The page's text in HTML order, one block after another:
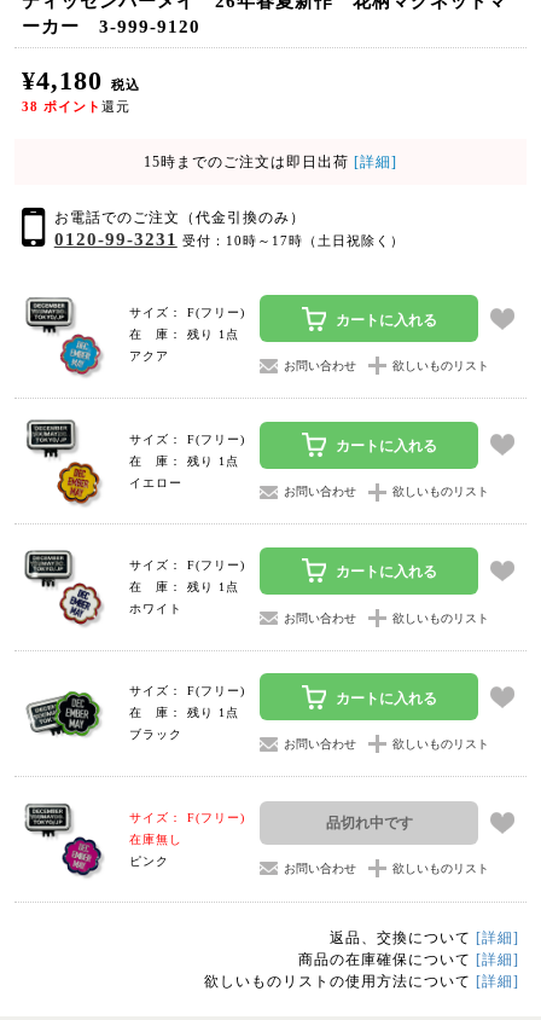
ーカー 3-999-9120
¥4,180
税込
38 ポイント 還元
15時までのご注文は即日出荷 [詳細]
お電話でのご注文（代金引換のみ）
0120-99-3231 受付：10時～17時（土日祝除く）
サイズ： F(フリー)
在 庫： 残り 1点
アクア
カートに入れる
お問い合わせ 欲しいものリスト
サイズ： F(フリー)
在 庫： 残り 1点
イエロー
カートに入れる
お問い合わせ 欲しいものリスト
サイズ： F(フリー)
在 庫： 残り 1点
ホワイト
カートに入れる
お問い合わせ 欲しいものリスト
サイズ： F(フリー)
在 庫： 残り 1点
ブラック
カートに入れる
お問い合わせ 欲しいものリスト
サイズ： F(フリー)
在庫無し
ピンク
品切れ中です
お問い合わせ 欲しいものリスト
返品、交換について [詳細]
商品の在庫確保について [詳細]
欲しいものリストの使用方法について [詳細]